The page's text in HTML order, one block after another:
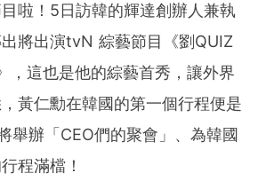
啦！5日訪韓的輝達創辦人兼執
將出演tvN 綜藝節目《劉QUIZ
，這也是他的綜藝首秀，讓外界
黃仁勳在韓國的第一個行程便是
舉辦「CEO們的聚會」、為韓國
程滿檔！